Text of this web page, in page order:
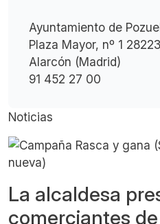
Ayuntamiento de
Plaza Mayor, nº 1
Alarcón (Madrid)
91 452 27 00
Noticias
La alcaldesa
comerciantes